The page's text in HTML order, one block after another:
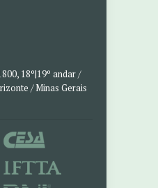
18º|19º andar /
/ Minas Gerais